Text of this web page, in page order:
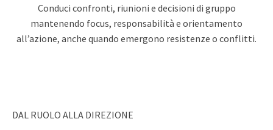
Conduci confronti, riunioni e decisioni di gruppo
mantenendo focus, responsabilità e orientamento
all’azione, anche quando emergono resistenze o conflitti.
DAL RUOLO ALLA DIREZIONE